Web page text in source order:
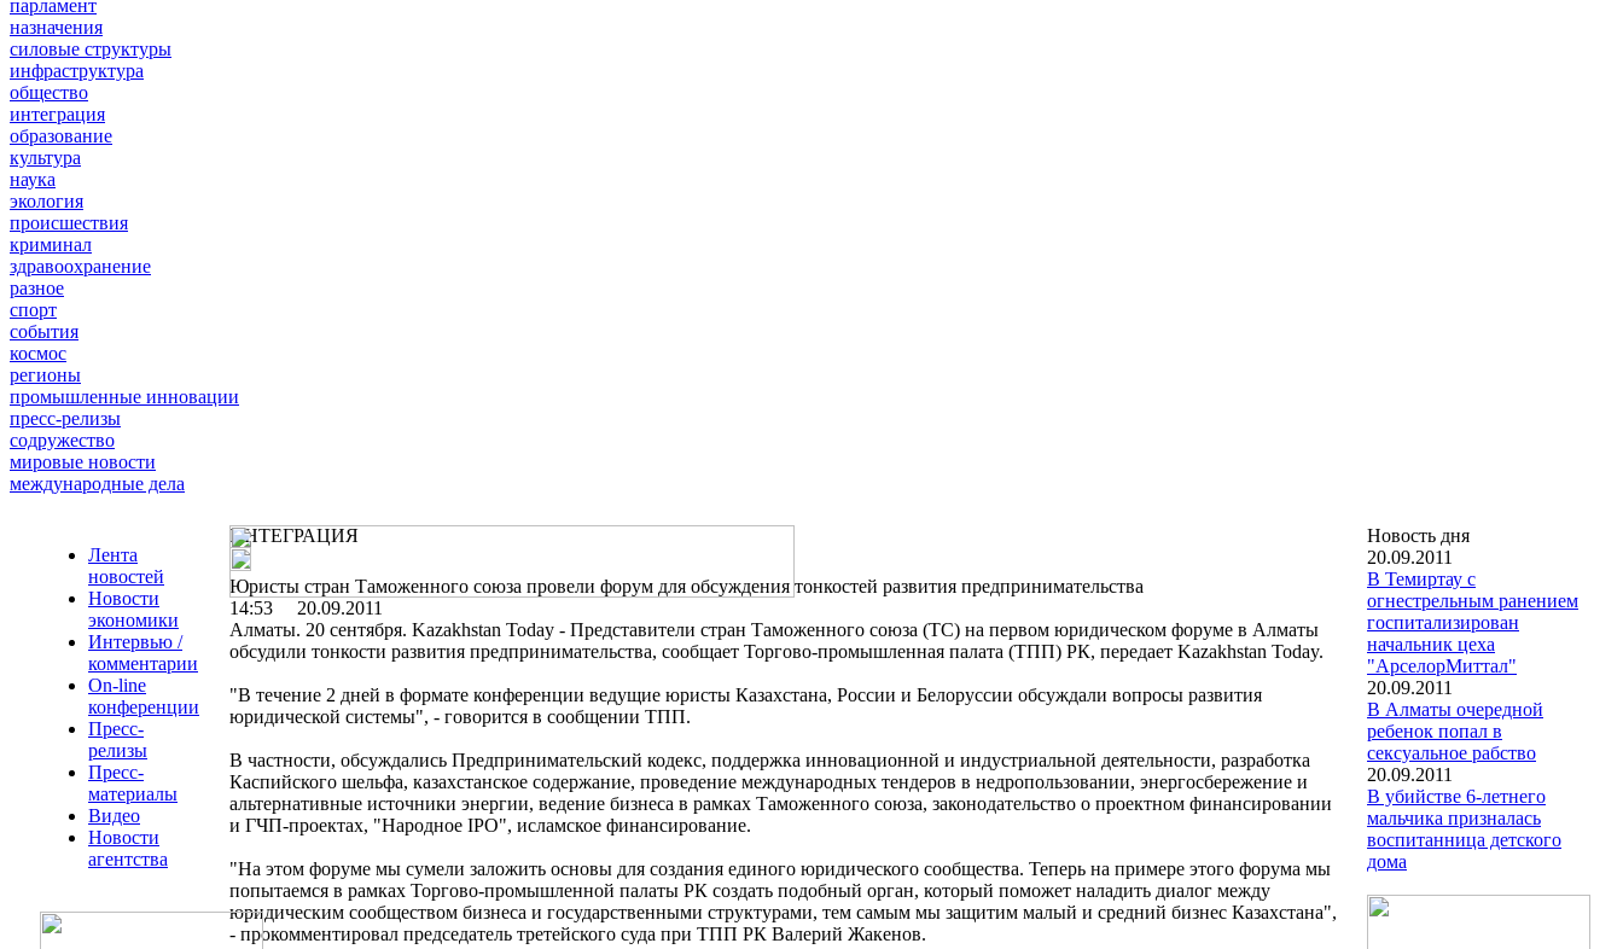
парламент
назначения
силовые структуры
инфраструктура
общество
интеграция
образование
культура
наука
экология
происшествия
криминал
здравоохранение
разное
спорт
события
космос
регионы
промышленные инновации
пресс-релизы
содружество
мировые новости
международные дела
Лента
новостей
Новости
экономики
Интервью /
комментарии
On-line
конференции
Пресс-
релизы
Пресс-
материалы
Видео
Новости
агентства
ИНТЕГРАЦИЯ
Юристы стран Таможенного союза провели форум для обсуждения тонкостей развития предпринимательства
14:53 20.09.2011
Алматы. 20 сентября. Kazakhstan Today - Представители стран Таможенного союза (ТС) на первом юридическом форуме в Алматы
обсудили тонкости развития предпринимательства, сообщает Торгово-промышленная палата (ТПП) РК, передает Kazakhstan Today.
"В течение 2 дней в формате конференции ведущие юристы Казахстана, России и Белоруссии обсуждали вопросы развития
юридической системы", - говорится в сообщении ТПП.
В частности, обсуждались Предпринимательский кодекс, поддержка инновационной и индустриальной деятельности, разработка
Каспийского шельфа, казахстанское содержание, проведение международных тендеров в недропользовании, энергосбережение и
альтернативные источники энергии, ведение бизнеса в рамках Таможенного союза, законодательство о проектном финансировании
и ГЧП-проектах, "Народное IPO", исламское финансирование.
"На этом форуме мы сумели заложить основы для создания единого юридического сообщества. Теперь на примере этого форума мы
попытаемся в рамках Торгово-промышленной палаты РК создать подобный орган, который поможет наладить диалог между
юридическим сообществом бизнеса и государственными структурами, тем самым мы защитим малый и средний бизнес Казахстана",
- прокомментировал председатель третейского суда при ТПП РК Валерий Жакенов.
Новость дня
20.09.2011
В Темиртау с
огнестрельным ранением
госпитализирован
начальник цеха
"АрселорМиттал"
20.09.2011
В Алматы очередной
ребенок попал в
сексуальное рабство
20.09.2011
В убийстве 6-летнего
мальчика призналась
воспитанница детского
дома